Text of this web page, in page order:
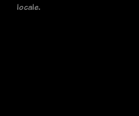
locale.